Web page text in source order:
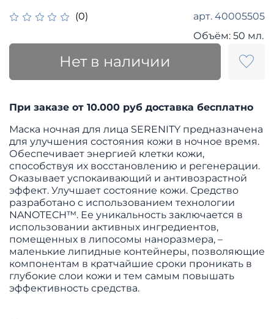
(0) арт. 40005505
Объём: 50 мл.
Нет в наличии
При заказе от 10.000 руб доставка бесплатно
Маска ночная для лица SERENITY предназначена
для улучшения состояния кожи в ночное время.
Обеспечивает энергией клетки кожи,
способствуя их восстановлению и регенерации.
Оказывает успокаивающий и антивозрастной
эффект. Улучшает состояние кожи. Средство
разработано с использованием технологии
NANOTECH™. Ее уникальность заключается в
использовании активных ингредиентов,
помещенных в липосомы наноразмера, –
маленькие липидные контейнеры, позволяющие
компонентам в кратчайшие сроки проникать в
глубокие слои кожи и тем самым повышать
эффективность средства.